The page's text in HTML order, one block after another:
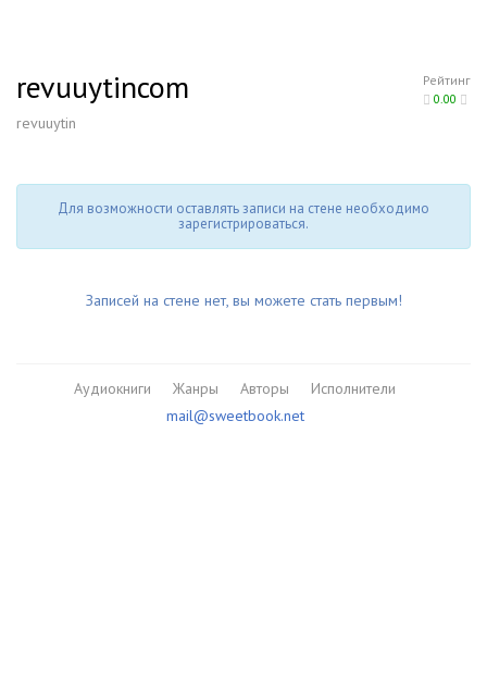
Рейтинг
0.00
revuuytincom
revuuytin
Для возможности оставлять записи на стене необходимо
зарегистрироваться.
Записей на стене нет, вы можете стать первым!
Аудиокниги Жанры Авторы
Исполнители
mail@sweetbook.net